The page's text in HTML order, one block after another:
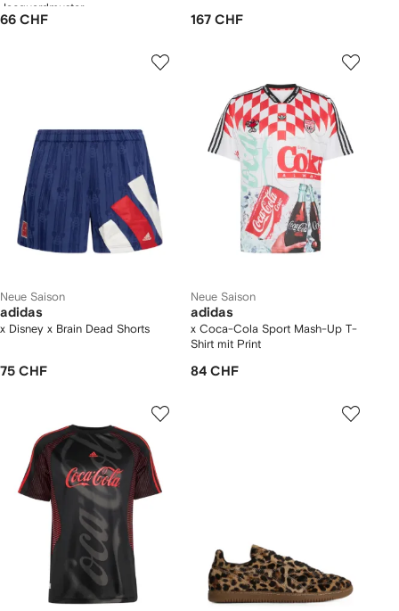
Jacquardmuster
66 CHF 167 CHF
Neue Saison
adidas
x Disney x Brain Dead Shorts
75 CHF
Neue Saison
adidas
x Coca-Cola Sport Mash-Up T-
Shirt mit Print
84 CHF